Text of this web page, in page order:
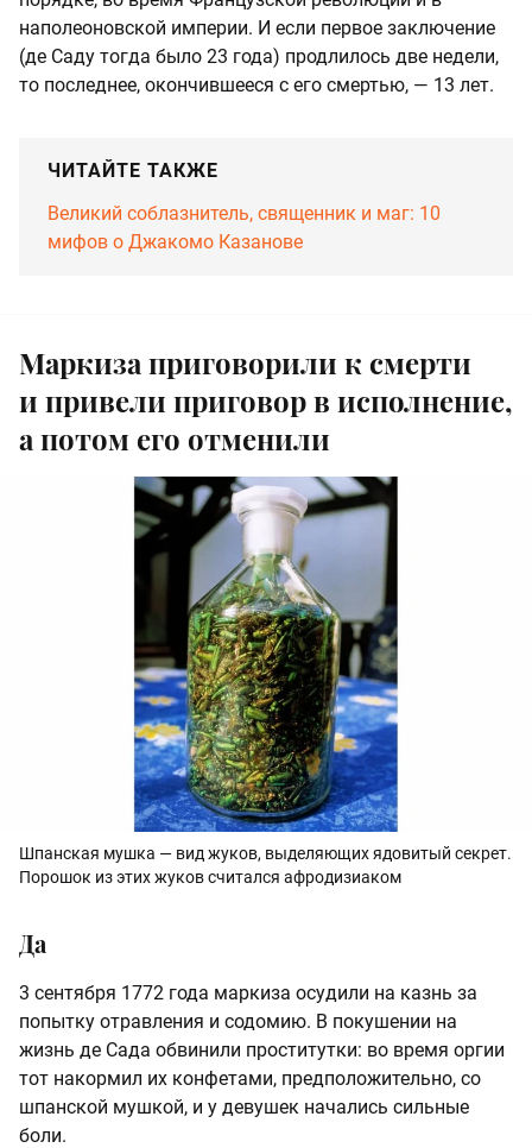
наполеоновской империи. И если первое заключение
(де Саду тогда было 23 года) продлилось две недели,
то последнее, окончившееся с его смертью, — 13 лет.
ЧИТАЙТЕ ТАКЖЕ
Великий соблазнитель, священник и маг: 10
мифов о Джакомо Казанове
Маркиза приговорили к смерти
и привели приговор в исполнение,
а потом его отменили
Шпанская мушка — вид жуков, выделяющих ядовитый секрет.
Порошок из этих жуков считался афродизиаком
Да
3 сентября 1772 года маркиза осудили на казнь за
попытку отравления и содомию. В покушении на
жизнь де Сада обвинили проститутки: во время оргии
тот накормил их конфетами, предположительно, со
шпанской мушкой, и у девушек начались сильные
боли.